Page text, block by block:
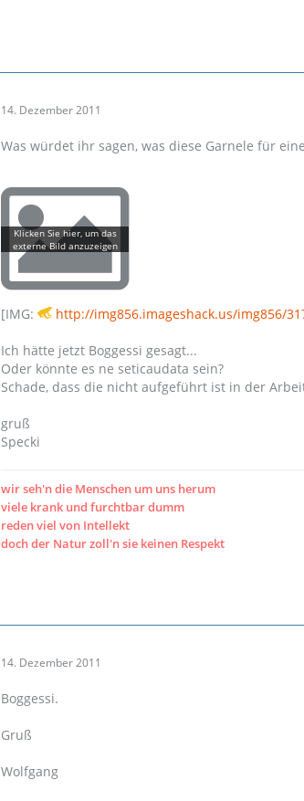
14. Dezember 2011
Was würdet ihr sagen, was diese Garnele für
[IMG: http://img856.imageshack.us/img856/
Ich hätte jetzt Boggessi gesagt...
Oder könnte es ne seticaudata sein?
Schade, dass die nicht aufgeführt ist in der
gruß
Specki
wir seh'n die Menschen um uns herum
viele krank und furchtbar dumm
reden viel von Intellekt
doch der Natur zoll'n sie keinen Respekt
14. Dezember 2011
Boggessi.
Gruß
Wolfgang